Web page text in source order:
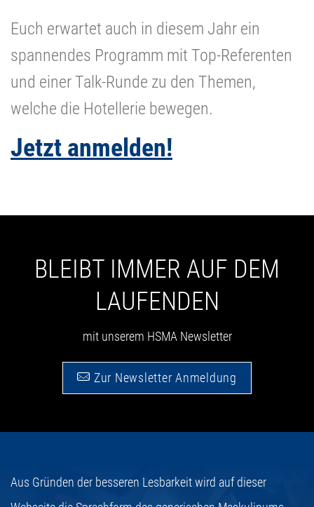
Euch erwartet auch in diesem Jahr ein
spannendes Programm mit Top-Referenten
und einer Talk-Runde zu den Themen,
welche die Hotellerie bewegen.
Jetzt anmelden!
BLEIBT IMMER AUF DEM
LAUFENDEN
mit unserem HSMA Newsletter
Zur Newsletter Anmeldung
Aus Gründen der besseren Lesbarkeit wird auf dieser